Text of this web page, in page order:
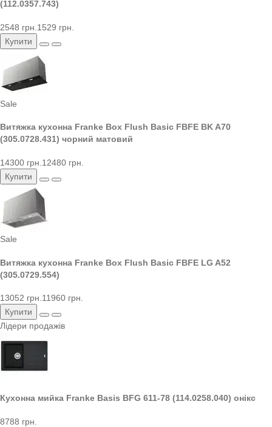
(112.0357.743)
2548 грн. 1529 грн.
Купити
Sale
Витяжка кухонна Franke Box Flush Basic FBFE BK A70
(305.0728.431) чорний матовий
14300 грн. 12480 грн.
Купити
Sale
Витяжка кухонна Franke Box Flush Basic FBFE LG A52
(305.0729.554)
13052 грн.11960 грн.
Купити
Лідери продажів
Кухонна мийка Franke Basis BFG 611-78 (114.0258.040) онікс
8788 грн.